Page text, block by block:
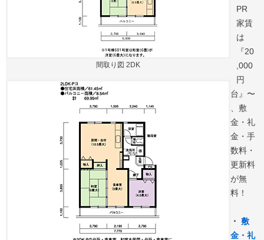
間取り図 2DK
PR
家賃
は
『20
,000
円
台』〜
、敷
金・礼
金・手
数料・
更新料
が無
料！
・ 敷
金・礼